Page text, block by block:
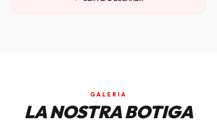
GALERIA
LA NOSTRA BOTIGA